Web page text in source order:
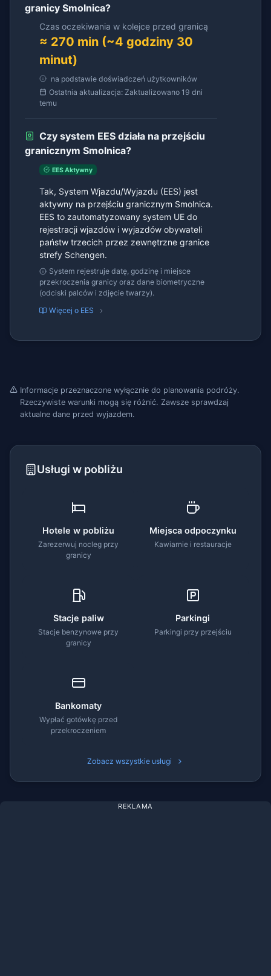
granicy Smolnica?
Czas oczekiwania w kolejce przed granicą
≈ 270 min (~4 godziny 30
minut)
na podstawie doświadczeń użytkowników
Ostatnia aktualizacja: Zaktualizowano 19 dni
temu
Czy system EES działa na przejściu
granicznym Smolnica?
EES Aktywny
Tak, System Wjazdu/Wyjazdu (EES) jest
aktywny na przejściu granicznym Smolnica.
EES to zautomatyzowany system UE do
rejestracji wjazdów i wyjazdów obywateli
państw trzecich przez zewnętrzne granice
strefy Schengen.
System rejestruje datę, godzinę i miejsce
przekroczenia granicy oraz dane biometryczne
(odciski palców i zdjęcie twarzy).
Więcej o EES
Informacje przeznaczone wyłącznie do planowania podróży.
Rzeczywiste warunki mogą się różnić. Zawsze sprawdzaj
aktualne dane przed wyjazdem.
Usługi w pobliżu
Hotele w pobliżu
Zarezerwuj nocleg przy
granicy
Miejsca odpoczynku
Kawiarnie i restauracje
Stacje paliw
Stacje benzynowe przy
granicy
Parkingi
Parkingi przy przejściu
Bankomaty
Wypłać gotówkę przed
przekroczeniem
Zobacz wszystkie usługi
REKLAMA